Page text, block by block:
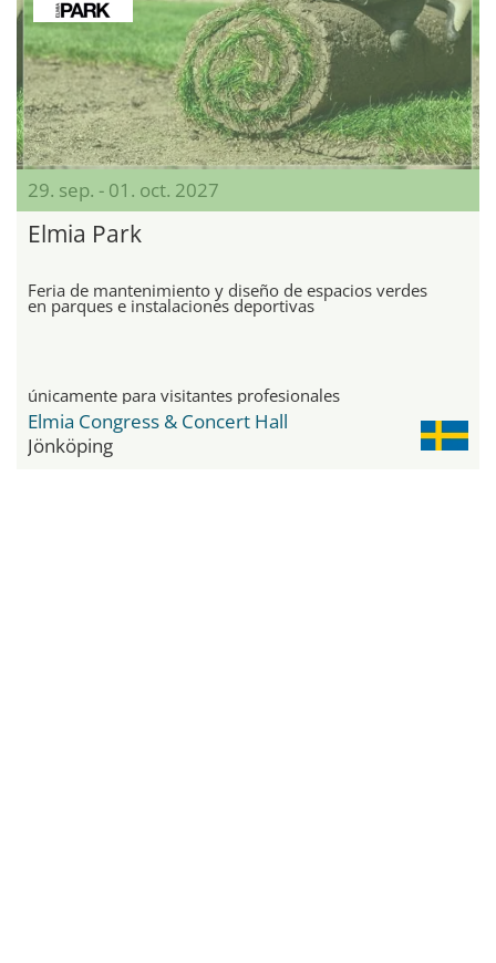
29. sep. - 01. oct. 2027
Elmia Park
Feria de mantenimiento y diseño de espacios verdes
en parques e instalaciones deportivas
únicamente para visitantes profesionales
Elmia Congress & Concert Hall
Jönköping